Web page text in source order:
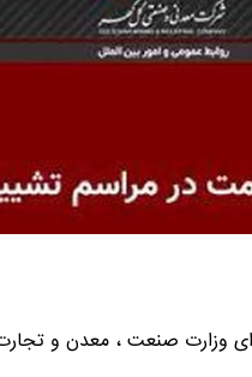
وزارت صنعت ، معدن و